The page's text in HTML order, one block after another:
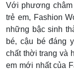
Với phương
trẻ em, Fashion
những bậc sinh
bé, cậu bé đáng
chất thời trang và
em mới nhất của